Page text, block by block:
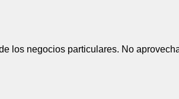
los negocios particulares. No